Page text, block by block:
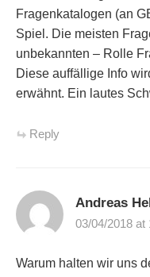
Fragenkatalogen (an
Spiel. Die meisten
unbekannten – Rolle
Diese auffällige Info
erwähnt. Ein lautes
Reply
Andreas
03/04/2018 at
Warum halten wir uns